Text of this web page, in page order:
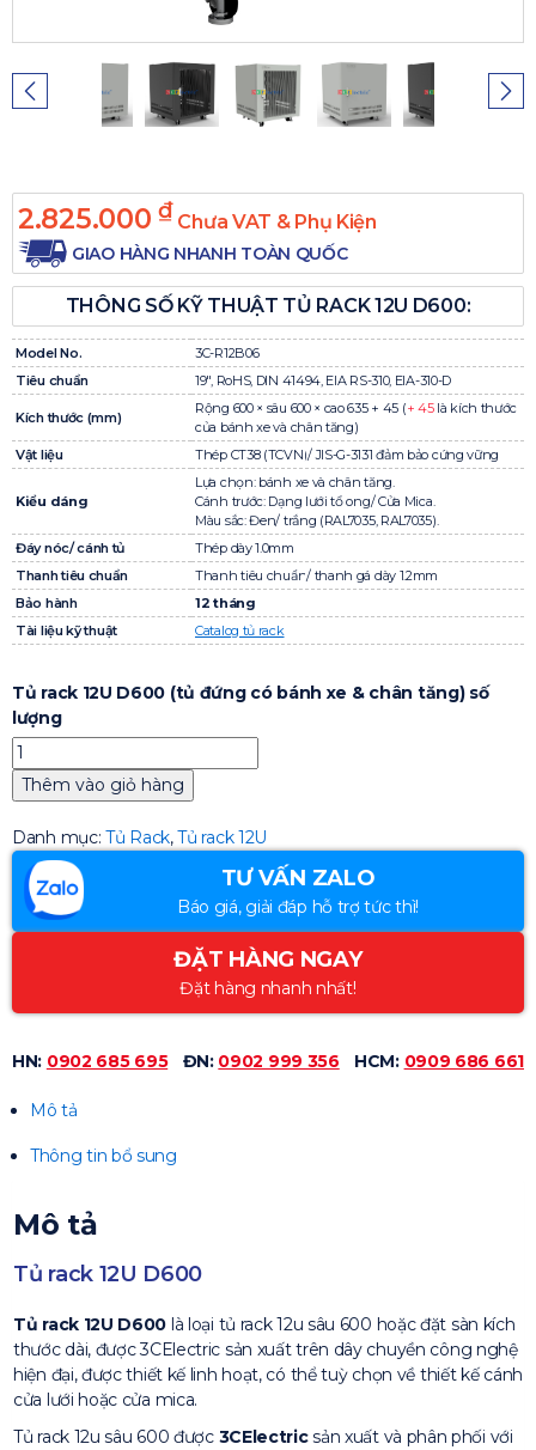
2.825.000 ₫ Chưa VAT & Phụ Kiện
GIAO HÀNG NHANH TOÀN QUỐC
THÔNG SỐ KỸ THUẬT TỦ RACK 12U D600:
Model No.
3C-R12B06
Tiêu chuẩn
19″, RoHS, DIN 41494, EIA RS-310, EIA-310-D
Kích thước (mm)
Rộng 600 × sâu 600 × cao 635 + 45 (+ 45là kích thước
của bánh xe và chân tăng)
Vật liệu
Thép CT38 (TCVN)/ JIS-G-3131 đảm bảo cứng vững
Kiểu dáng
Lựa chọn: bánh xe và chân tăng.
Cánh trước: Dạng lưới tổ ong/ Cửa Mica.
Màu sắc: Đen/ trắng (RAL7035, RAL7035).
Đáy nóc/ cánh tủ
Thép dày 1.0mm
Thanh tiêu chuẩn
Thanh tiêu chuẩn/ thanh gá dày 1.2mm
Bảo hành
12 tháng
Tài liệu kỹ thuật
Catalog tủ rack
Tủ rack 12U D600 (tủ đứng có bánh xe & chân tăng) số
lượng
Thêm vào giỏ hàng
Danh mục: Tủ Rack,Tủ rack 12U
TƯ VẤN ZALO
Báo giá, giải đáp hỗ trợ tức thì!
ĐẶT HÀNG NGAY
Đặt hàng nhanh nhất!
HN: 0902 685 695 ĐN: 0902 999 356 HCM: 0909 686 661
Mô tả
Thông tin bổ sung
Mô tả
Tủ rack 12U D600
Tủ rack 12U D600 là loại tủ rack 12u sâu 600 hoặc đặt sàn kích
thước dài, được 3CElectric sản xuất trên dây chuyền công nghệ
hiện đại, được thiết kế linh hoạt, có thể tuỳ chọn về thiết kế cánh
cửa lưới hoặc cửa mica.
Tủ rack 12u sâu 600 được 3CElectricsản xuất và phân phối với